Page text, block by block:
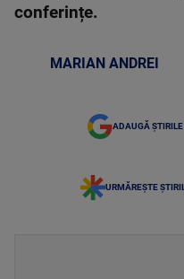
conferințe.
MARIAN ANDREI
ADAUGĂ ȘTIRILE
URMĂREȘTE